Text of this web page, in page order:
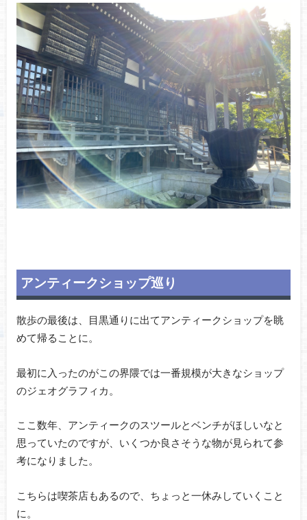
アンティークショップ巡り
散歩の最後は、目黒通りに出てアンティークショップを眺
めて帰ることに。
最初に入ったのがこの界隈では一番規模が大きなショップ
のジェオグラフィカ。
ここ数年、アンティークのスツールとベンチがほしいなと
思っていたのですが、いくつか良さそうな物が見られて参
考になりました。
こちらは喫茶店もあるので、ちょっと一休みしていくこと
に。